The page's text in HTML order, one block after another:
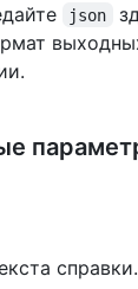
json
справки.